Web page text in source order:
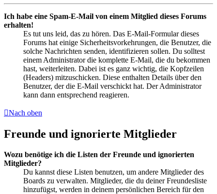
Ich habe eine Spam-E-Mail von einem Mitglied dieses Forums
erhalten!
Es tut uns leid, das zu hören. Das E-Mail-Formular dieses
Forums hat einige Sicherheitsvorkehrungen, die Benutzer, die
solche Nachrichten senden, identifizieren sollen. Du solltest
einem Administrator die komplette E-Mail, die du bekommen
hast, weiterleiten. Dabei ist es ganz wichtig, die Kopfzeilen
(Headers) mitzuschicken. Diese enthalten Details über den
Benutzer, der die E-Mail verschickt hat. Der Administrator
kann dann entsprechend reagieren.
Nach oben
Freunde und ignorierte Mitglieder
Wozu benötige ich die Listen der Freunde und ignorierten
Mitglieder?
Du kannst diese Listen benutzen, um andere Mitglieder des
Boards zu verwalten. Mitglieder, die du deiner Freundesliste
hinzufügst, werden in deinem persönlichen Bereich für den